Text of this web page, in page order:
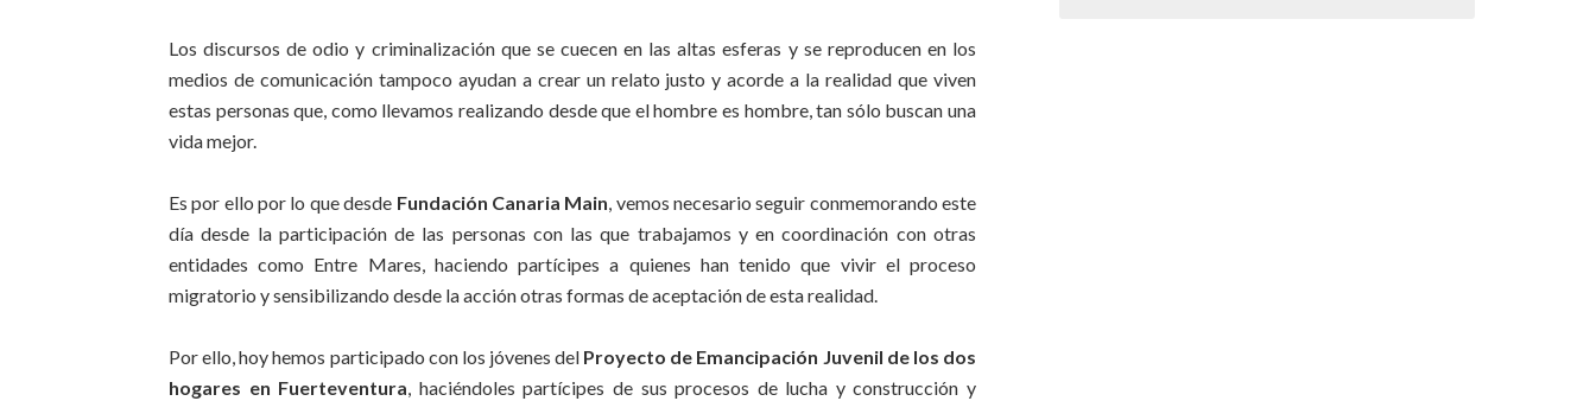
Los discursos de odio y criminalización que se cuecen en las altas esferas y se reproducen en los
medios de comunicación tampoco ayudan a crear un relato justo y acorde a la realidad que viven
estas personas que, como llevamos realizando desde que el hombre es hombre, tan sólo buscan una
vida mejor.
Es por ello por lo que desde Fundación Canaria Main, vemos necesario seguir conmemorando este
día desde la participación de las personas con las que trabajamos y en coordinación con otras
entidades como Entre Mares, haciendo partícipes a quienes han tenido que vivir el proceso
migratorio y sensibilizando desde la acción otras formas de aceptación de esta realidad.
Por ello, hoy hemos participado con los jóvenes del Proyecto de Emancipación Juvenil de los dos
hogares en Fuerteventura, haciéndoles partícipes de sus procesos de lucha y construcción y